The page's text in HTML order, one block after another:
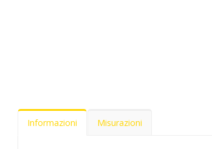
Informazioni Misurazioni